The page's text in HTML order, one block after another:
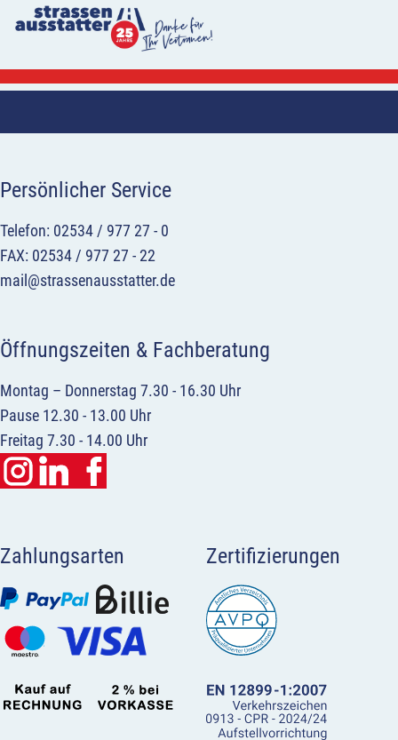
Persönlicher Service
Telefon: 02534 / 977 27 - 0
FAX: 02534 / 977 27 - 22
mail@strassenausstatter.de
Öffnungszeiten & Fachberatung
Montag – Donnerstag 7.30 - 16.30 Uhr
Pause 12.30 - 13.00 Uhr
Freitag 7.30 - 14.00 Uhr
Zahlungsarten Zertifizierungen